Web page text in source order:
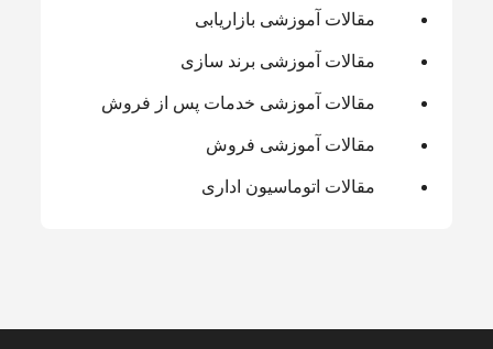
مقالات آموزشی بازاریابی
مقالات آموزشی برند سازی
مقالات آموزشی خدمات پس از فروش
مقالات آموزشی فروش
مقالات اتوماسیون اداری